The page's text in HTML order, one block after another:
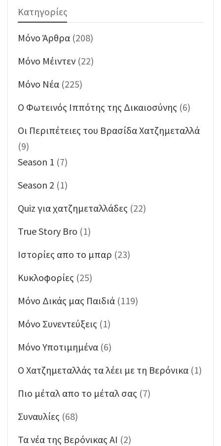
Κατηγορίες
Mόνο Άρθρα (208)
Mόνο Μέιντεν (22)
Mόνο Νέα (225)
O Φωτεινός Ιππότης της Δικαιοσύνης (6)
Oι Περιπέτειες του Βρασίδα Χατζημεταλλά
(9)
Season 1 (7)
Season 2 (1)
Quiz για χατζημεταλλάδες (22)
True Story Bro (1)
Ιστορίες απο το μπαρ (23)
Κυκλοφορίες (25)
Μόνο Δικάς μας Παιδιά (119)
Μόνο Συνεντεύξεις (1)
Μόνο Υποτιμημένα (6)
Ο Χατζημεταλλάς τα λέει με τη Βερόνικα (1)
Πιο μέταλ απο το μέταλ σας (7)
Συναυλίες (68)
Τα νέα της Βερόνικας ΑΙ (2)